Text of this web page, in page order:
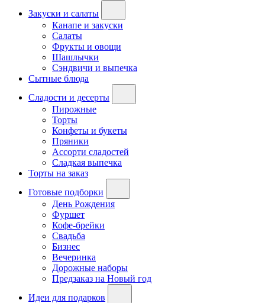
Закуски и салаты
Канапе и закуски
Салаты
Фрукты и овощи
Шашлычки
Сэндвичи и выпечка
Сытные блюда
Сладости и десерты
Пирожные
Торты
Конфеты и букеты
Пряники
Ассорти сладостей
Сладкая выпечка
Торты на заказ
Готовые подборки
День Рождения
Фуршет
Кофе-брейки
Свадьба
Бизнес
Вечеринка
Дорожные наборы
Предзаказ на Новый год
Идеи для подарков